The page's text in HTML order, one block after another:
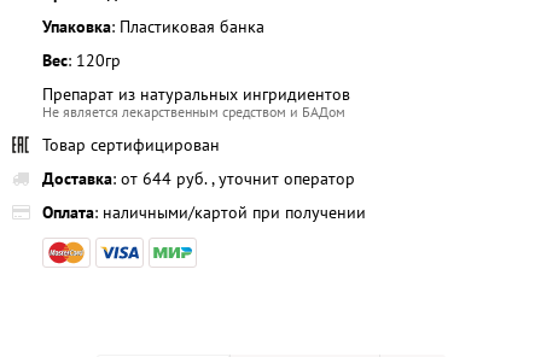
Упаковка: Пластиковая банка
Вес: 120гр
Препарат из натуральных ингридиентов
Не является лекарственным средством и БАДом
Товар сертифицирован
Доставка: от 644 руб. , уточнит оператор
Оплата: наличными/картой при получении